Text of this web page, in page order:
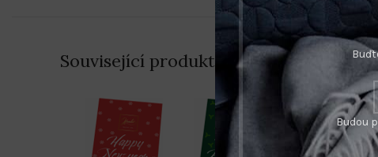
Budou
Související produkty